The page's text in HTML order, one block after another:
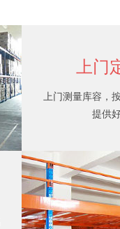
上门
上门测量库容，
提供